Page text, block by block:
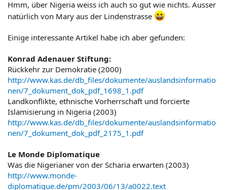
Hmm, über Nigeria weiss ich auch so gut wie nichts. Ausser
natürlich von Mary aus der Lindenstrasse
Einige interessante Artikel habe ich aber gefunden:
Konrad Adenauer Stiftung:
Rückkehr zur Demokratie (2000)
http://www.kas.de/db_files/dokumente/auslandsinformatio
nen/7_dokument_dok_pdf_1698_1.pdf
Landkonflikte, ethnische Vorherrschaft und forcierte
Islamisierung in Nigeria (2003)
http://www.kas.de/db_files/dokumente/auslandsinformatio
nen/7_dokument_dok_pdf_2175_1.pdf
Le Monde Diplomatique
Was die Nigerianer von der Scharia erwarten (2003)
http://www.monde-
diplomatique.de/pm/2003/06/13/a0022.text